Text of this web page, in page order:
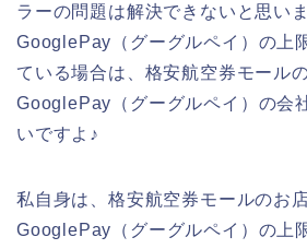
ラーの問題は解決できないと思い
GooglePay（グーグルペイ）の上
ている場合は、格安航空券モール
GooglePay（グーグルペイ）の会
いですよ♪
私自身は、格安航空券モールのお
GooglePay（グーグルペイ）の上